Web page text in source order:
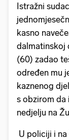
Istražni
kasno
dalmatinskoj
(60) zadao
određen mu
kaznenog
s obzirom da
nedjelju na
U policiji i